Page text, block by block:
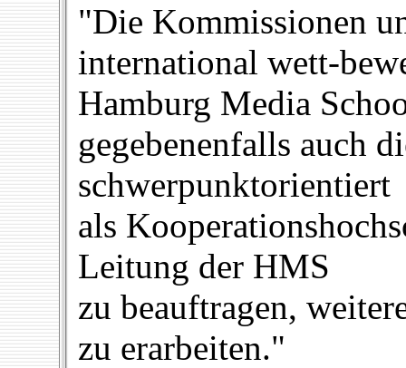
"Die Kommissionen
international wett-
Hamburg Media
gegebenenfalls auch
schwerpunktorientiert
als
Leitung der HMS
zu beauftragen,
zu erarbeiten."